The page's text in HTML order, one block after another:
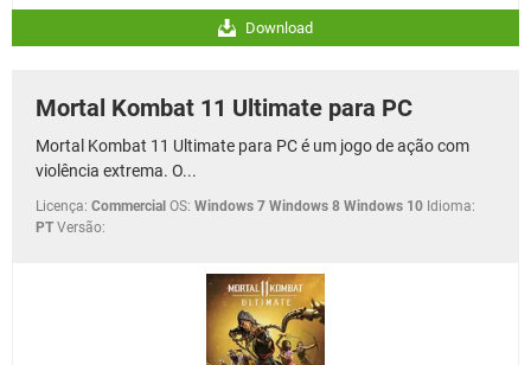
Download
Mortal Kombat 11 Ultimate para PC
Mortal Kombat 11 Ultimate para PC é um jogo de ação com
violência extrema. O...
Licença: Commercial OS: Windows 7 Windows 8 Windows 10 Idioma:
PT Versão: